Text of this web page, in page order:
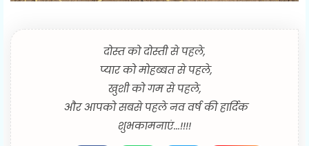
दोस्त को दोस्ती से पहले,
प्यार को मोहब्बत से पहले,
खुशी को गम से पहले,
और आपको सबसे पहले नव वर्ष की हार्दिक
शुभकामनाएं...!!!!